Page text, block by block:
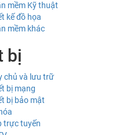
mềm Kỹ thuật
kế đồ họa
mềm khác
bị
chủ và lưu trữ
bị mạng
bị bảo mật
trực tuyến